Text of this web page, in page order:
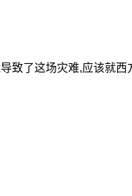
致了这场灾难,应该就